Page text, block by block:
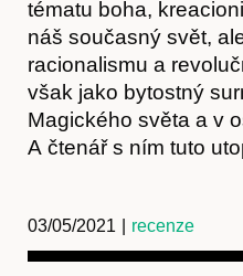
tématu boha,
náš současný svět,
racionalismu a
však jako bytostný
Magického světa a v
A čtenář s ním tuto
03/05/2021 recenze